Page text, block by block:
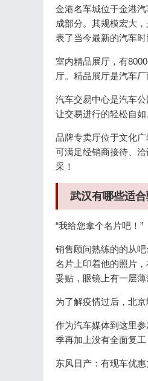
金港名车城位于金港
成部分。其规模宏大
表了当今最新的汽车时
室内精品展厅，有
厅。精品展厅是汽车
汽车交易中心是汽车
让交易进行的轻松自如
品牌专卖厅位于文化
可满足经销商接待、
采！
武汉有哪些适
“我给您拿个名片吧！”
销售顾问熟练的的从
名片上印着他的照片
妥贴，眼镜上有一层
为了解疫情过后，北
作为汽车媒体到这里
季再加上没有全面复
东风日产：有现车优